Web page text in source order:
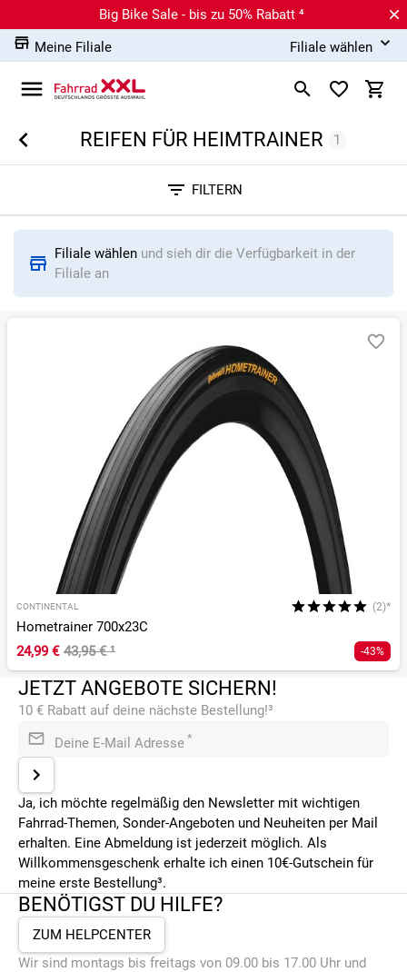
Big Bike Sale - bis zu 50% Rabatt ⁴
Meine Filiale
Filiale wählen
REIFEN FÜR HEIMTRAINER 1
FILTERN
Filiale wählen und sieh dir die Verfügbarkeit in der
Filiale an
CONTINENTAL (2)*
Hometrainer 700x23C
24,99 € 43,95 €¹ -43%
JETZT ANGEBOTE SICHERN!
10 € Rabatt auf deine nächste Bestellung!³
Deine E-Mail Adresse *
Ja, ich möchte regelmäßig den Newsletter mit wichtigen
Fahrrad-Themen, Sonder-Angeboten und Neuheiten per Mail
erhalten. Eine Abmeldung ist jederzeit möglich. Als
Willkommensgeschenk erhalte ich einen 10€-Gutschein für
meine erste Bestellung³.
BENÖTIGST DU HILFE?
ZUM HELPCENTER
Wir sind montags bis freitags von 09.00 bis 17.00 Uhr und